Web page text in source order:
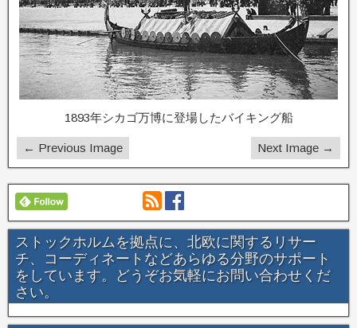
1893年シカゴ万博に登場したバイキング船
← Previous Image Next Image →
ストックホルムを拠点に、北欧に関するリサー
チ、コーディネートなどあらゆる分野のサポート
をしています。どうぞお気軽にお問い合わせくだ
さい。